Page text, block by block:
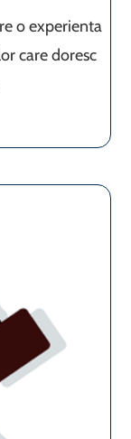
o experienta
care doresc